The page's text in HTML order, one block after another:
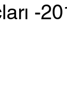
Mavi Yolcular
-